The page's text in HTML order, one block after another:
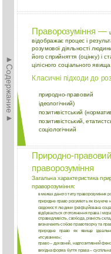
►Содержание►
Праворозуміння —
відображає­ процес і
розумової діяльності­
його сприйняття (оцінку) і
цілісного соціального явища.
Класичні підходи до
природно-правовий
ідеологічний)
позитивістський
позитивістський,
соціологічний
Природно-
праворозуміння
Загальна характеристика
праворозуміння:
в межах даного типу праворозуміння
природне право розуміють як існуюче
свідомості людини (реіфіційована
відбувається ототожнення права і
справедливість, свобода, рівність
визначають собою правотворчу та
природне право як явище
«псуванню»;
право – духовний, надпозитивний
вихідна форма буття права –